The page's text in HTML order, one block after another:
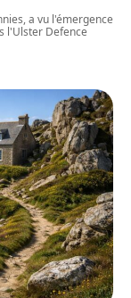
a vu l'émergence
l'Ulster Defence